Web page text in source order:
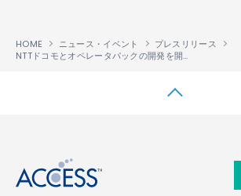
HOME ニュース・イベント
プレスリリース
NTTドコモとオペレータパックの開発を開始